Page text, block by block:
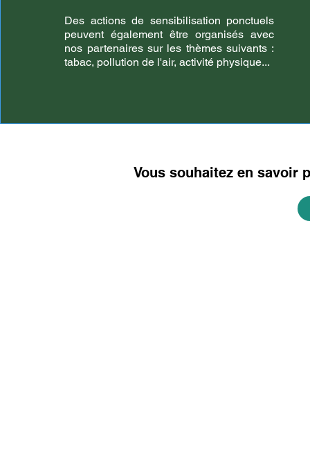
Des actions de sensibilisation ponctuels
peuvent également être organisés avec
nos partenaires sur les thèmes suivants :
tabac, pollution de l'air, activité physique...
Vous souhaitez en savoir